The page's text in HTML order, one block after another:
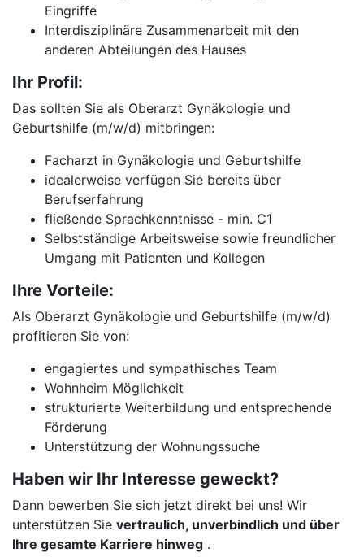
Eingriffe
Interdisziplinäre Zusammenarbeit mit den
anderen Abteilungen des Hauses
Ihr Profil:
Das sollten Sie als Oberarzt Gynäkologie und
Geburtshilfe (m/w/d) mitbringen:
Facharzt in Gynäkologie und Geburtshilfe
idealerweise verfügen Sie bereits über
Berufserfahrung
fließende Sprachkenntnisse - min. C1
Selbstständige Arbeitsweise sowie freundlicher
Umgang mit Patienten und Kollegen
Ihre Vorteile:
Als Oberarzt Gynäkologie und Geburtshilfe (m/w/d)
profitieren Sie von:
engagiertes und sympathisches Team
Wohnheim Möglichkeit
strukturierte Weiterbildung und entsprechende
Förderung
Unterstützung der Wohnungssuche
Haben wir Ihr Interesse geweckt?
Dann bewerben Sie sich jetzt direkt bei uns! Wir
unterstützen Sie vertraulich, unverbindlich und über
Ihre gesamte Karriere hinweg .